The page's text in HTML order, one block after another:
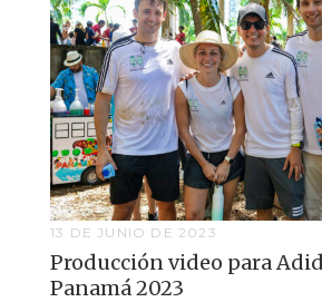
13 DE JUNIO DE 2023
Producción video para
Panamá 2023